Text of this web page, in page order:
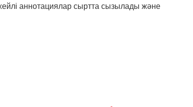
аннотациялар сыртта сызылады және